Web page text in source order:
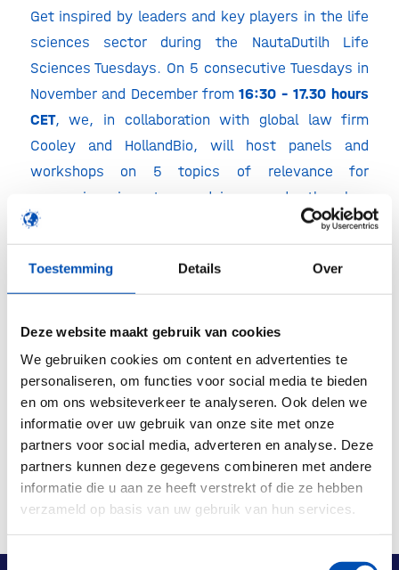
Toestemming Details Over
Deze website maakt gebruik van cookies
We gebruiken cookies om content en advertenties te
personaliseren, om functies voor social media te bieden
en om ons websiteverkeer te analyseren. Ook delen we
informatie over uw gebruik van onze site met onze
partners voor social media, adverteren en analyse. Deze
partners kunnen deze gegevens combineren met andere
informatie die u aan ze heeft verstrekt of die ze hebben
verzameld op basis van uw gebruik van hun services.
Toestemmingsselectie
Get inspired by leaders and key players in the life
sciences sector during the NautaDutilh Life
Sciences Tuesdays. On 5 consecutive Tuesdays in
November and December from16:30 – 17.30 hours
CET, we, in collaboration with global law firm
Cooley and HollandBio, will host panels and
workshops on 5 topics of relevance for
companies, investors, advisors and other key
players in the life sciences sector.
For more information about the various
workshops, please clickhere